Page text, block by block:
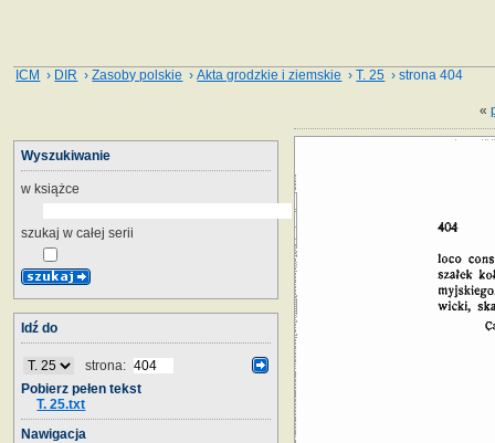
ICM › DIR ›Zasoby polskie ›Akta grodzkie i ziemskie ›T. 25 › strona 404
«
Wyszukiwanie
w książce
szukaj w całej serii
Idź do
strona:
Pobierz pełen tekst
T. 25.txt
Nawigacja